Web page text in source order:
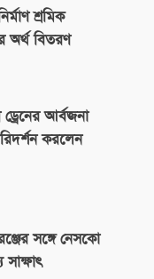
শ্রমিক
অর্থ বিতরণ
আর্বজনা
করলেন
সঙ্গে নেসকো